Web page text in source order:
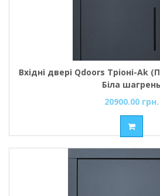
Вхідні двері Qdoors Тріоні-Аk
Біла шагрень
20900.00 грн.